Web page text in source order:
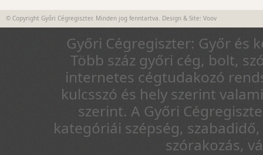
© Copyright Győri Cégregiszter. Minden jog fenntartva. Design & Site: Voov
Győri Cégregiszter: Győr és
Több száz győri cég, bolt,
internetes cégtudakozó
kulcsszó és hely szerint
szerint. A Győri
kategóriái szépség,
szórakozás,